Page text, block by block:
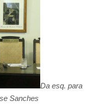
Da esq. para
Sanches